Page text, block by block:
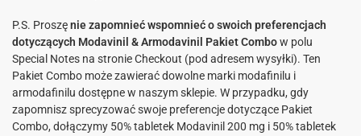
P.S. Proszęnie zapomnieć wspomnieć o swoich preferencjach
dotyczących Modavinil & Armodavinil Pakiet Combow polu
Special Notes na stronie Checkout (pod adresem wysyłki). Ten
Pakiet Combo może zawierać dowolne marki modafinilu i
armodafinilu dostępne w naszym sklepie. W przypadku, gdy
zapomnisz sprecyzować swoje preferencje dotyczące Pakiet
Combo, dołączymy 50% tabletek Modavinil 200 mg i 50% tabletek